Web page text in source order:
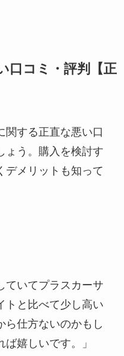
口コミ・評判【正
関する正直な悪い口
ょう。購入を検討す
デメリットも知って
ていてプラスカーサ
トと比べて少し高い
ら仕方ないのかもし
嬉しいです。」